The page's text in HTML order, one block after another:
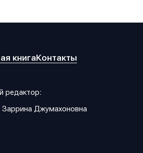
книгаКонтакты
редактор:
Заррина Джумахоновна